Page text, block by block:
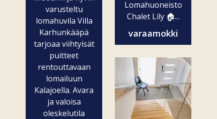
varusteltu
lomahuvila Villa
Karhunkääpä
tarjoaa viihtyisät
puitteet
rentouttavaan
lomailuun
Kalajoella. Avara
ja valoisa
oleskelutila
Lomahuoneisto
Chalet Lily 🏠...
varaamokki